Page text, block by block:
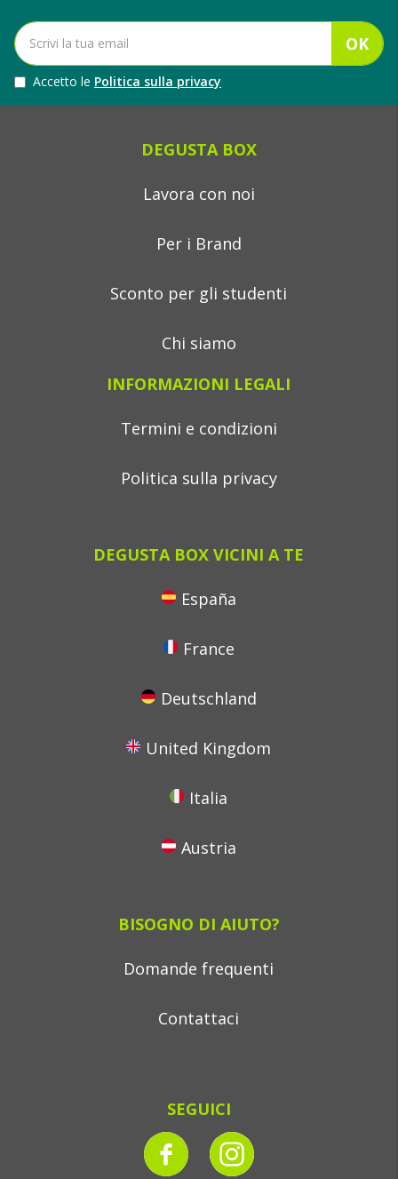
OK
Accetto le Politica sulla privacy
DEGUSTA BOX
Lavora con noi
Per i Brand
Sconto per gli studenti
Chi siamo
INFORMAZIONI LEGALI
Termini e condizioni
Politica sulla privacy
DEGUSTA BOX VICINI A TE
España
France
Deutschland
United Kingdom
Italia
Austria
BISOGNO DI AIUTO?
Domande frequenti
Contattaci
SEGUICI